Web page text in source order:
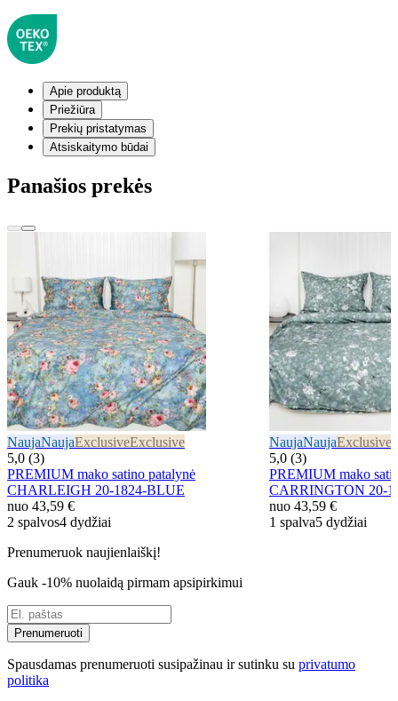
Apie produktą
Priežiūra
Prekių pristatymas
Atsiskaitymo būdai
Panašios prekės
NaujaNaujaExclusiveExclusive
5,0 (3)
PREMIUM mako satino patalynė
CHARLEIGH 20-1824-BLUE
nuo 43,59 €
2 spalvos4 dydžiai
NaujaNaujaExclusive
5,0 (3)
PREMIUM mako
CARRINGTON 20-
nuo 43,59 €
1 spalva5 dydžiai
Prenumeruok naujienlaiškį!
Gauk -10% nuolaidą pirmam apsipirkimui
Prenumeruoti
Spausdamas prenumeruoti susipažinau ir sutinku su privatumo
politika